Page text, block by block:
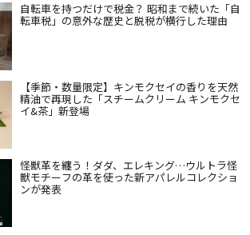
自転車を持つだけで税金？ 昭和まで続いた「自
転車税」の意外な歴史と脱税が横行した理由
【季節・数量限定】キンモクセイの香りを天然
精油で再現した「スチームクリーム キンモクセ
イ&茶」新登場
怪獣革を纏う！ダダ、エレキング…ウルトラ怪
獣モチーフの革を使った新アパレルコレクショ
ンが発表